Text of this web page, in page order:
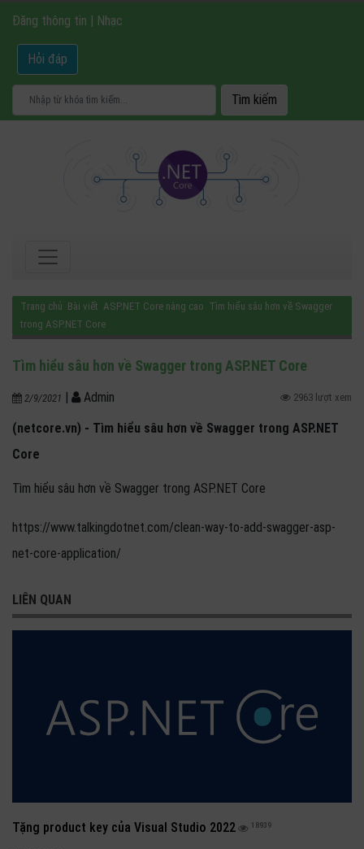
Đăng thông tin | Nhạc
Hỏi đáp
Trang chủ Bài viết ASP.NET Core nâng cao Tìm hiểu sâu hơn về Swagger
trong ASP.NET Core
Tìm hiểu sâu hơn về Swagger trong ASP.NET Core
2/9/2021 | Admin 2963 lượt xem
(netcore.vn) - Tìm hiểu sâu hơn về Swagger trong ASP.NET
Core
Tìm hiểu sâu hơn về Swagger trong ASP.NET Core
https://www.talkingdotnet.com/clean-way-to-add-swagger-asp-
net-core-application/
LIÊN QUAN
Tặng product key của Visual Studio 2022 18939